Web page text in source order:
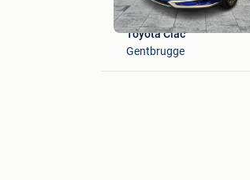
Toyota Ciac
Gentbrugge